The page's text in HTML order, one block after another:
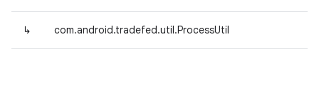
↳ com.android.tradefed.util.ProcessUtil